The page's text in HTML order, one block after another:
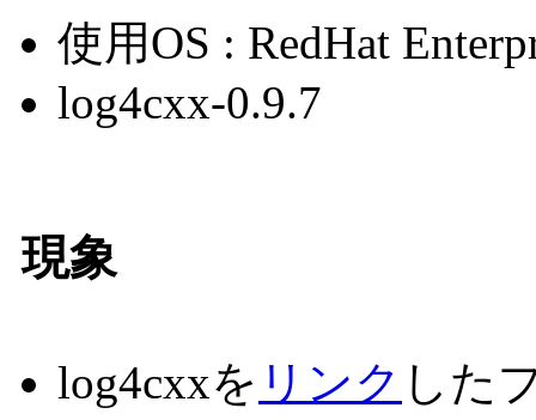
使用OS : RedHat
log4cxx-0.9.7
現象
log4cxxを リンク した